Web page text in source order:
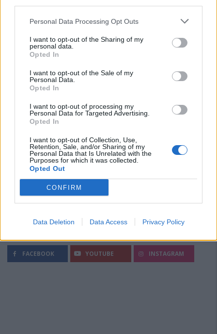
Personal Data Processing Opt Outs
I want to opt-out of the Sharing of my
personal data.
Opted In
I want to opt-out of the Sale of my
Personal Data.
Opted In
I want to opt-out of processing my
Personal Data for Targeted Advertising.
Opted In
I want to opt-out of Collection, Use,
Retention, Sale, and/or Sharing of my
Personal Data that Is Unrelated with the
Purposes for which it was collected.
Opted Out
CONFIRM
Data Deletion Data Access Privacy Policy
5 Ago 2026
Coppa Italia: gli accoppiamenti dei 16esimi di
Macomer
5 Ago 2026
FACEBOOK YOUTUBE INSTAGRAM